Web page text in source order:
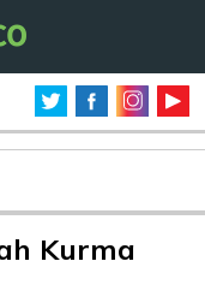
Kurma